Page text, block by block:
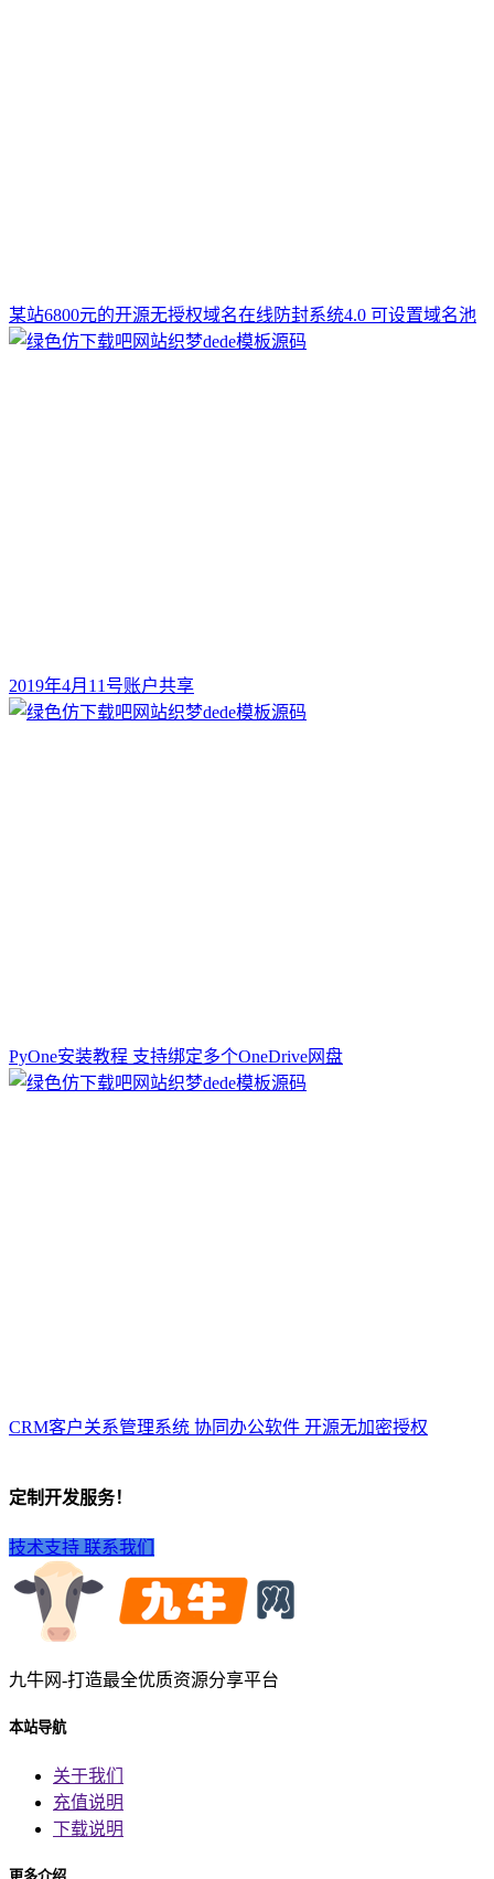
某站6800元的开源无授权域名在线防封系统4.0 可设置域名池
2019年4月11号账户共享
PyOne安装教程 支持绑定多个OneDrive网盘
CRM客户关系管理系统 协同办公软件 开源无加密授权
定制开发服务！
技术支持 联系我们
九牛网-打造最全优质资源分享平台
本站导航
关于我们
充值说明
下载说明